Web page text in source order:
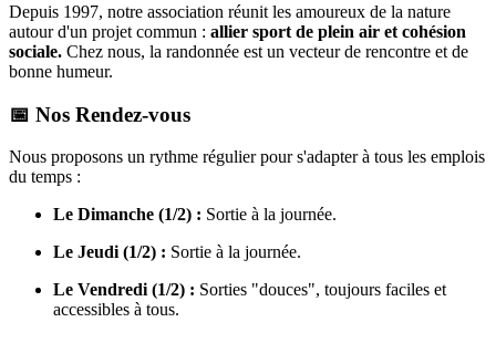
Depuis 1997, notre association réunit les amoureux de la nature
autour d'un projet commun : allier sport de plein air et cohésion
sociale. Chez nous, la randonnée est un vecteur de rencontre et de
bonne humeur.
📅 Nos Rendez-vous
Nous proposons un rythme régulier pour s'adapter à tous les emplois
du temps :
Le Dimanche (1/2) : Sortie à la journée.
Le Jeudi (1/2) : Sortie à la journée.
Le Vendredi (1/2) : Sorties "douces", toujours faciles et
accessibles à tous.